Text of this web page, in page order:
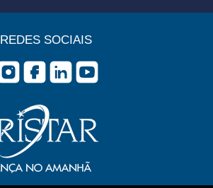
REDES SOCIAIS